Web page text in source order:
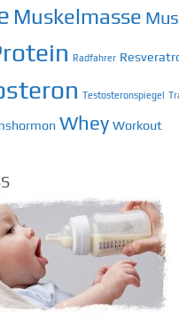
Muskelmasse
Radfahrer
Testosteronspiegel
Whey Workout